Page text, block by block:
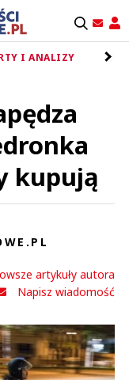
I ANALIZY
kupują
artykuły autora
Napisz wiadomość